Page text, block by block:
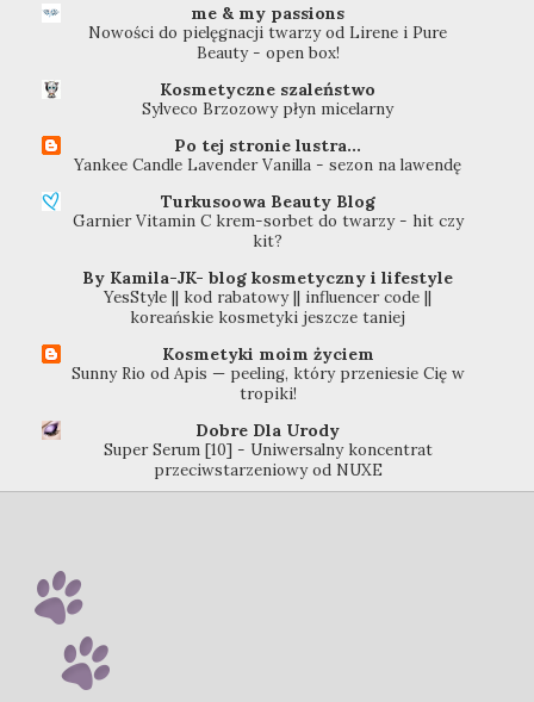
me & my passions
Nowości do pielęgnacji twarzy od Lirene i Pure
Beauty - open box!
Kosmetyczne szaleństwo
Sylveco Brzozowy płyn micelarny
Po tej stronie lustra...
Yankee Candle Lavender Vanilla - sezon na lawendę
Turkusoowa Beauty Blog
Garnier Vitamin C krem-sorbet do twarzy - hit czy
kit?
By Kamila-JK- blog kosmetyczny i lifestyle
YesStyle || kod rabatowy || influencer code ||
koreańskie kosmetyki jeszcze taniej
Kosmetyki moim życiem
Sunny Rio od Apis — peeling, który przeniesie Cię w
tropiki!
Dobre Dla Urody
Super Serum [10] - Uniwersalny koncentrat
przeciwstarzeniowy od NUXE